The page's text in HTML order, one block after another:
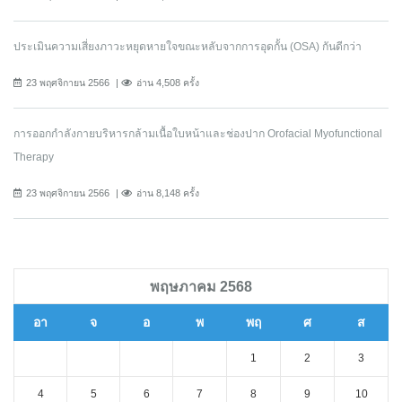
ประเมินความเสี่ยงภาวะหยุดหายใจขณะหลับจากการอุดกั้น (OSA) กันดีกว่า
23 พฤศจิกายน 2566 อ่าน 4,508 ครั้ง
การออกกําลังกายบริหารกล้ามเนื้อใบหน้าและช่องปาก Orofacial Myofunctional
Therapy
23 พฤศจิกายน 2566 อ่าน 8,148 ครั้ง
พฤษภาคม 2568
อา จ อ พ พฤ ศ ส
1 2 3
4 5 6 7 8 9 10